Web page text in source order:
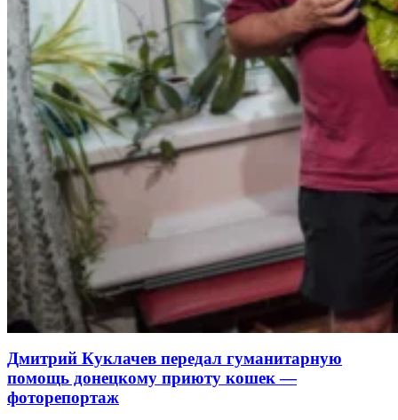
Дмитрий Куклачев передал гуманитарную
помощь донецкому приюту кошек —
фоторепортаж